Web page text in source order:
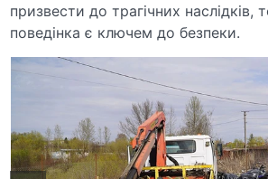
призвести до трагічних наслідків,
поведінка є ключем до безпеки.